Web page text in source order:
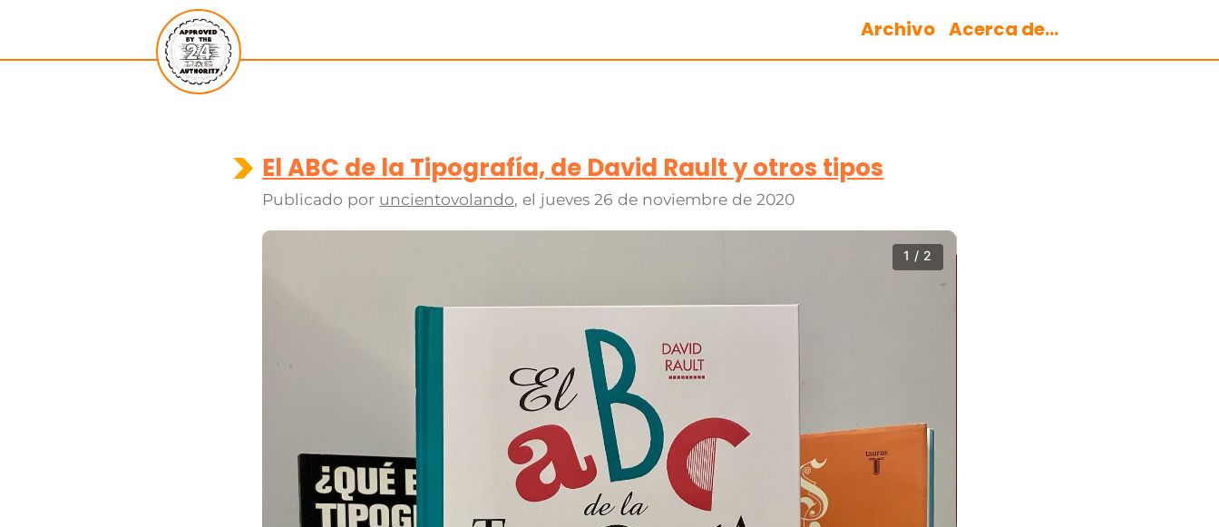
Archivo Acerca de...
El ABC de la Tipografía, de David Rault y otros tipos
Publicado por uncientovolando, el jueves 26 de noviembre de 2020
1 / 2